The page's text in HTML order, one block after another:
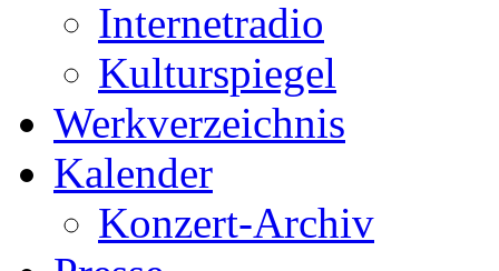
Internetradio
Kulturspiegel
Werkverzeichnis
Kalender
Konzert-Archiv